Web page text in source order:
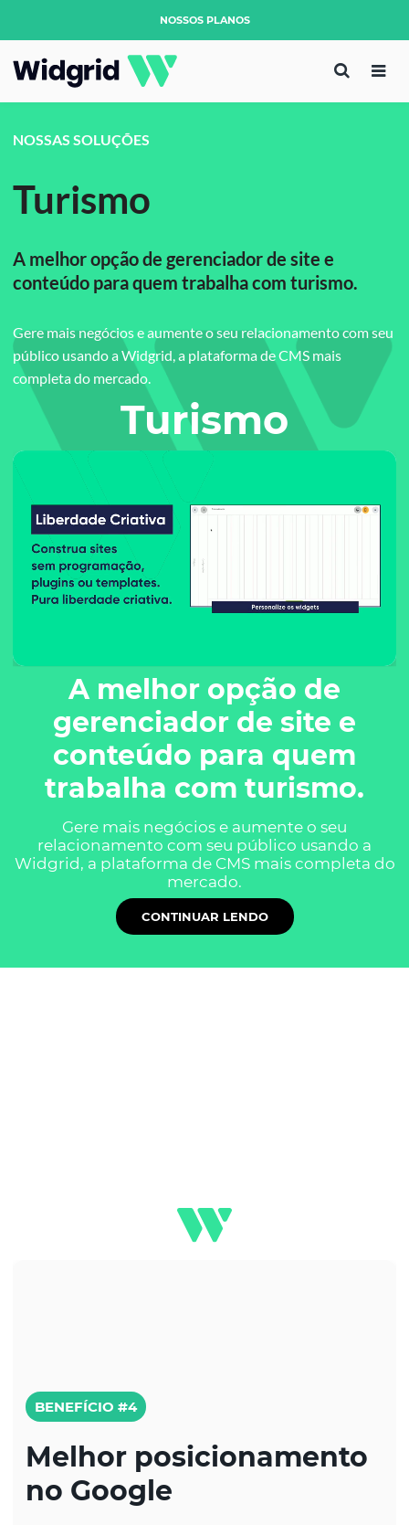
NOSSOS PLANOS
NOSSAS SOLUÇÕES
Turismo
A melhor opção de gerenciador de site e
conteúdo para quem trabalha com turismo.
Gere mais negócios e aumente o seu relacionamento com seu
público usando a Widgrid, a plataforma de CMS mais
completa do mercado.
Turismo
A melhor opção de
gerenciador de site e
conteúdo para quem
trabalha com turismo.
Gere mais negócios e aumente o seu
relacionamento com seu público usando a
Widgrid, a plataforma de CMS mais completa do
mercado.
CONTINUAR LENDO
BENEFÍCIO #4
Melhor posicionamento
no Google